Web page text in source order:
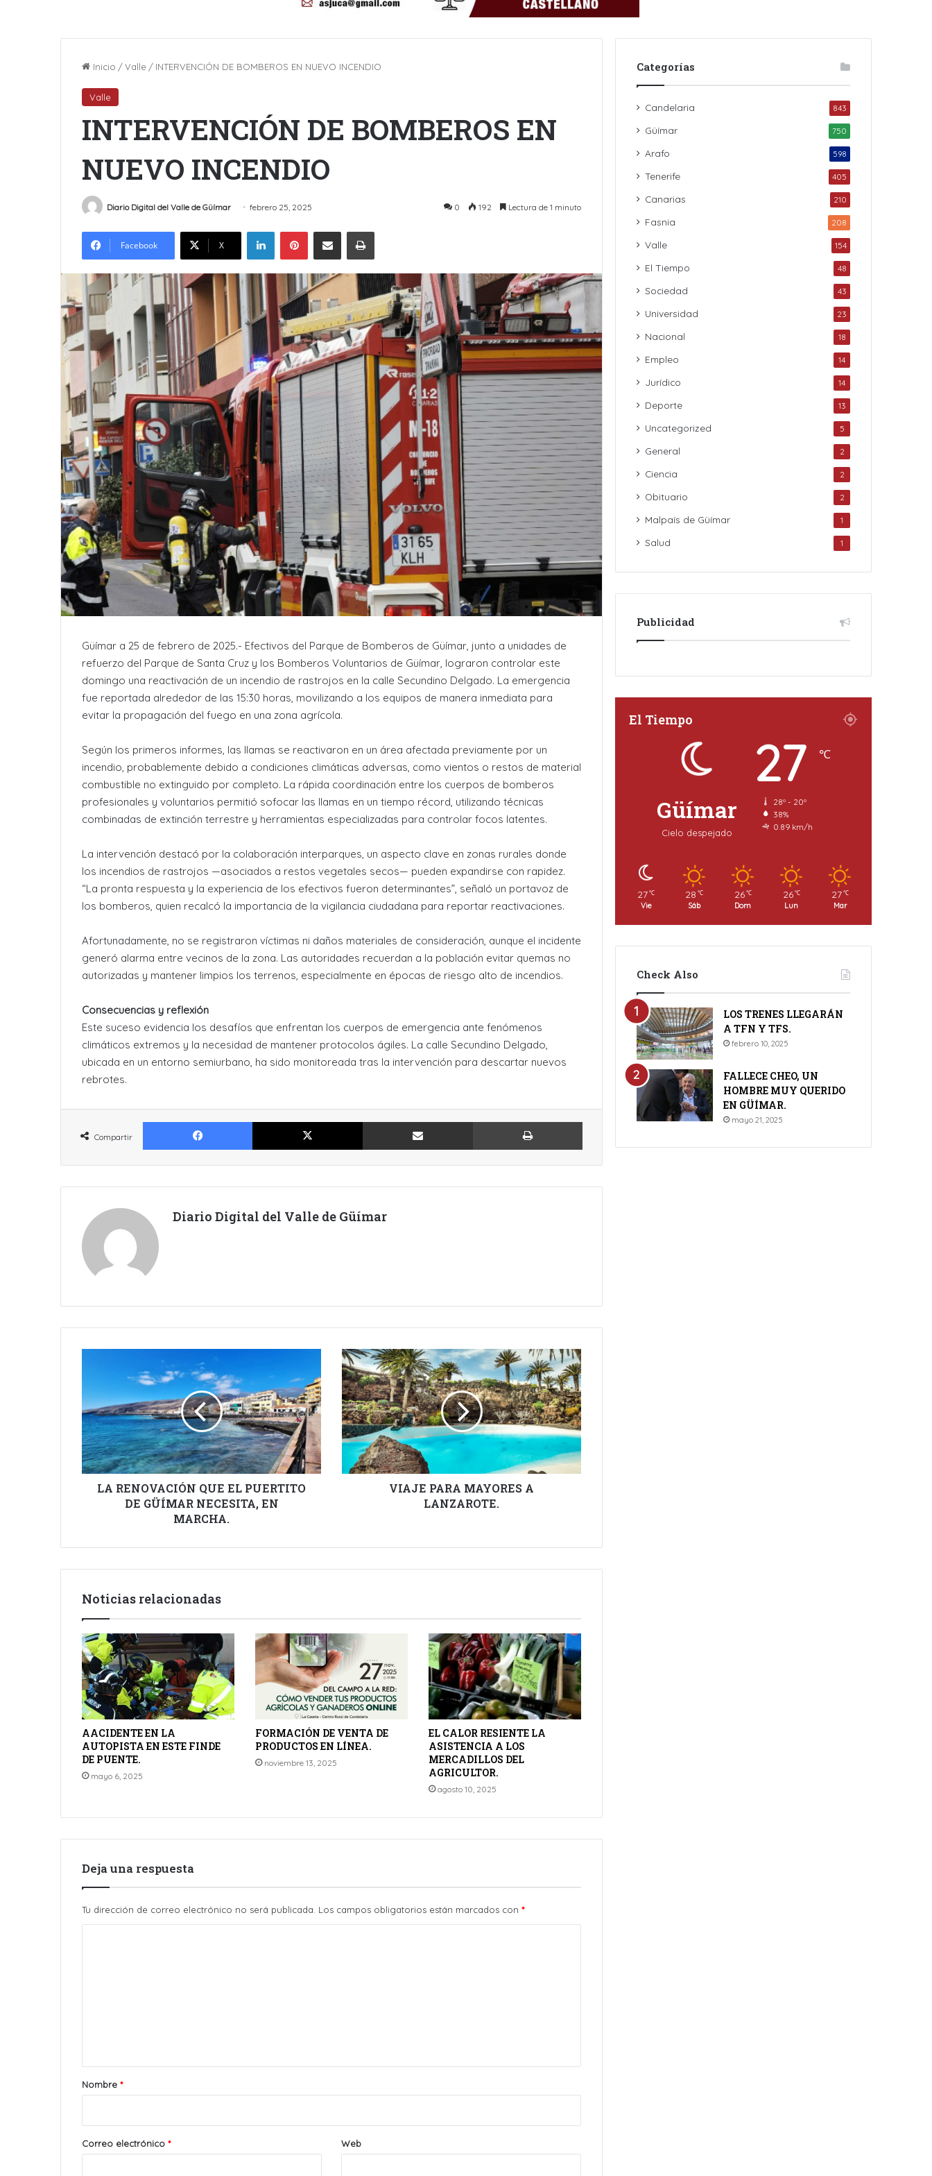
Inicio /Valle / INTERVENCIÓN DE BOMBEROS EN NUEVO INCENDIO
Valle
INTERVENCIÓN DE BOMBEROS EN
NUEVO INCENDIO
Diario Digital del Valle de Güímar febrero 25, 2025 0 192 Lectura de 1 minuto
Facebook X
LinkedInPinterestCompartir por Email Imprimir
Güímar a 25 de febrero de 2025.- Efectivos del Parque de Bomberos de Güímar, junto a unidades de
refuerzo del Parque de Santa Cruz y los Bomberos Voluntarios de Güímar, lograron controlar este
domingo una reactivación de un incendio de rastrojos en la calle Secundino Delgado. La emergencia
fue reportada alrededor de las 15:30 horas, movilizando a los equipos de manera inmediata para
evitar la propagación del fuego en una zona agrícola.
Según los primeros informes, las llamas se reactivaron en un área afectada previamente por un
incendio, probablemente debido a condiciones climáticas adversas, como vientos o restos de material
combustible no extinguido por completo. La rápida coordinación entre los cuerpos de bomberos
profesionales y voluntarios permitió sofocar las llamas en un tiempo récord, utilizando técnicas
combinadas de extinción terrestre y herramientas especializadas para controlar focos latentes.
La intervención destacó por la colaboración interparques, un aspecto clave en zonas rurales donde
los incendios de rastrojos —asociados a restos vegetales secos— pueden expandirse con rapidez.
“La pronta respuesta y la experiencia de los efectivos fueron determinantes”, señaló un portavoz de
los bomberos, quien recalcó la importancia de la vigilancia ciudadana para reportar reactivaciones.
Afortunadamente, no se registraron víctimas ni daños materiales de consideración, aunque el incidente
generó alarma entre vecinos de la zona. Las autoridades recuerdan a la población evitar quemas no
autorizadas y mantener limpios los terrenos, especialmente en épocas de riesgo alto de incendios.
Consecuencias y reflexión
Este suceso evidencia los desafíos que enfrentan los cuerpos de emergencia ante fenómenos
climáticos extremos y la necesidad de mantener protocolos ágiles. La calle Secundino Delgado,
ubicada en un entorno semiurbano, ha sido monitoreada tras la intervención para descartar nuevos
rebrotes.
Compartir
Facebook X Compartir por Email Imprimir
Diario Digital del Valle de Güímar
RENOVACIÓN
EL
PUERTITO
DE
GÜÍMAR
NECESITA,
EN
MARCHA.
LA RENOVACIÓN QUE EL PUERTITO
DE GÜÍMAR NECESITA, EN
MARCHA.
VIAJE
PARA
MAYORES
A
LANZAROTE.
VIAJE PARA MAYORES A
LANZAROTE.
Noticias relacionadas
AACIDENTE EN LA
AUTOPISTA EN ESTE FINDE
DE PUENTE.
mayo 6, 2025
FORMACIÓN DE VENTA DE
PRODUCTOS EN LÍNEA.
noviembre 13, 2025
EL CALOR RESIENTE LA
ASISTENCIA A LOS
MERCADILLOS DEL
AGRICULTOR.
agosto 10, 2025
Deja una respuesta
Tu dirección de correo electrónico no será publicada. Los campos obligatorios están marcados con *
r
*
Nombre *
Correo electrónico * Web
Categorías
Candelaria 843
Güímar 750
Arafo 598
Tenerife 405
Canarias 210
Fasnia 208
Valle 154
El Tiempo 48
Sociedad 43
Universidad 23
Nacional 18
Empleo 14
Jurídico 14
Deporte 13
Uncategorized 5
General 2
Ciencia 2
Obituario 2
Malpaís de Güímar 1
Salud 1
Publicidad
El Tiempo
Güímar
Cielo despejado
27 ℃
28º - 20º
38%
0.89 km/h
27 ℃
Vie
28 ℃
Sáb
26 ℃
Dom
26 ℃
Lun
27 ℃
Mar
Check Also
LOS TRENES LLEGARÁN
A TFN Y TFS.
febrero 10, 2025
FALLECE CHEO, UN
HOMBRE MUY QUERIDO
EN GÜÍMAR.
mayo 21, 2025